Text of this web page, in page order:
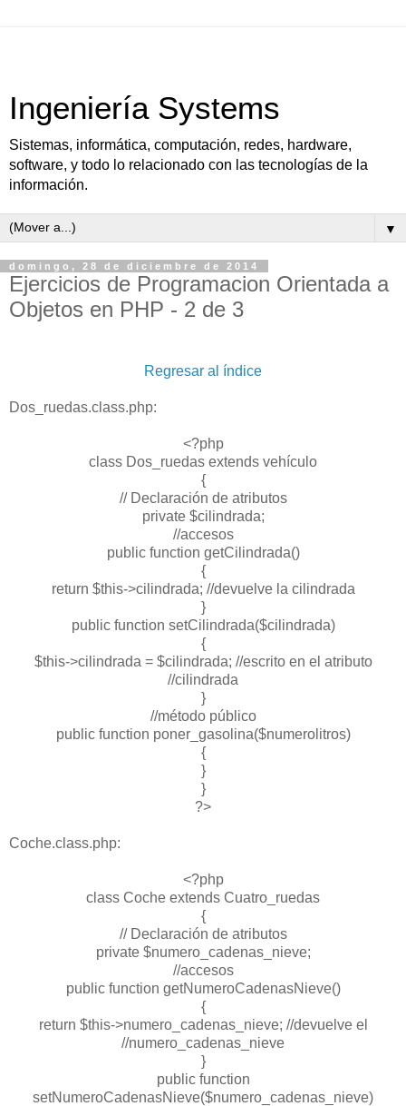
Ingeniería Systems
Sistemas, informática, computación, redes, hardware,
software, y todo lo relacionado con las tecnologías de la
información.
▼
domingo, 28 de diciembre de 2014
Ejercicios de Programacion Orientada a
Objetos en PHP - 2 de 3
Regresar al índice
Dos_ruedas.class.php:
<?php
class Dos_ruedas extends vehículo
{
// Declaración de atributos
private $cilindrada;
//accesos
public function getCilindrada()
{
return $this->cilindrada; //devuelve la cilindrada
}
public function setCilindrada($cilindrada)
{
$this->cilindrada = $cilindrada; //escrito en el atributo
//cilindrada
}
//método público
public function poner_gasolina($numerolitros)
{
}
}
?>
Coche.class.php:
<?php
class Coche extends Cuatro_ruedas
{
// Declaración de atributos
private $numero_cadenas_nieve;
//accesos
public function getNumeroCadenasNieve()
{
return $this->numero_cadenas_nieve; //devuelve el
//numero_cadenas_nieve
}
public function
setNumeroCadenasNieve($numero_cadenas_nieve)